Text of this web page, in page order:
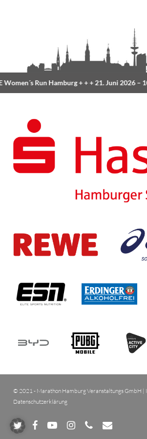
Run Hamburg+ + +21. Juni 2026 –
© 2021 - Marathon Hamburg Veranstaltungs GmbH |
Datenschutzerklärung
twitter facebookyoutube instagram
phone email